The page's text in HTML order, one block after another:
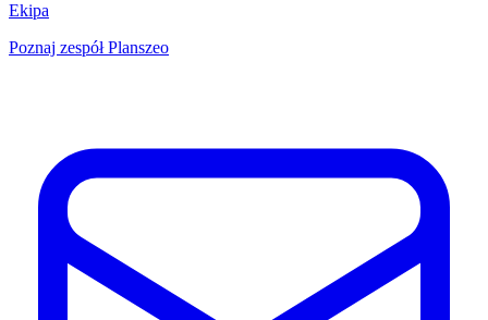
Ekipa
Poznaj zespół Planszeo